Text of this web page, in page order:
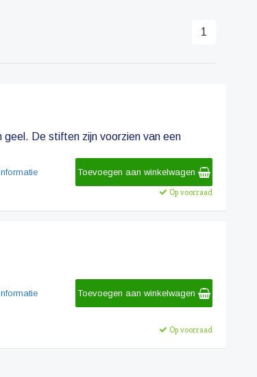
1
De stiften zijn voorzien van een
Op voorraad
Toevoegen aan winkelwagen
Op voorraad
Toevoegen aan winkelwagen